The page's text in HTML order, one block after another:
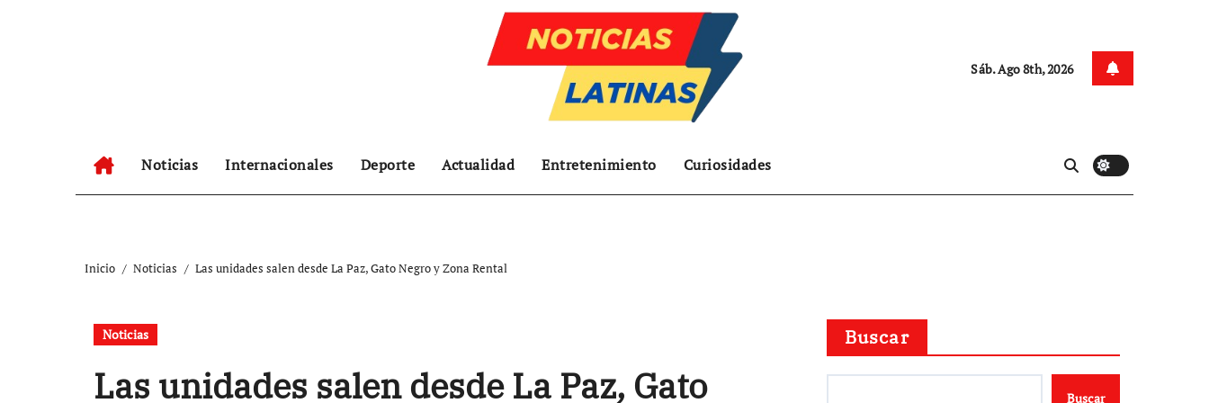
Sáb. Ago 8th, 2026
Noticias Internacionales Deporte Actualidad Entretenimiento Curiosidades
Inicio Noticias Las unidades salen desde La Paz, Gato Negro y Zona Rental
Noticias
Las unidades salen desde La Paz, Gato
Buscar
Buscar